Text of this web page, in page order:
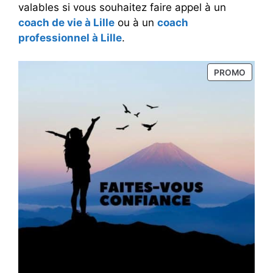
valables si vous souhaitez faire appel à un
coach de vie à Lille ou à un coach
professionnel à Lille.
PROMO
EN